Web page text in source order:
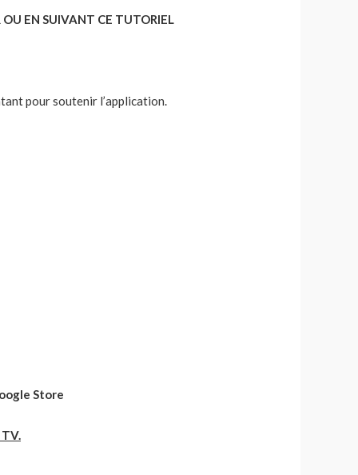
EN SUIVANT CE TUTORIEL
pour soutenir l’application.
Store